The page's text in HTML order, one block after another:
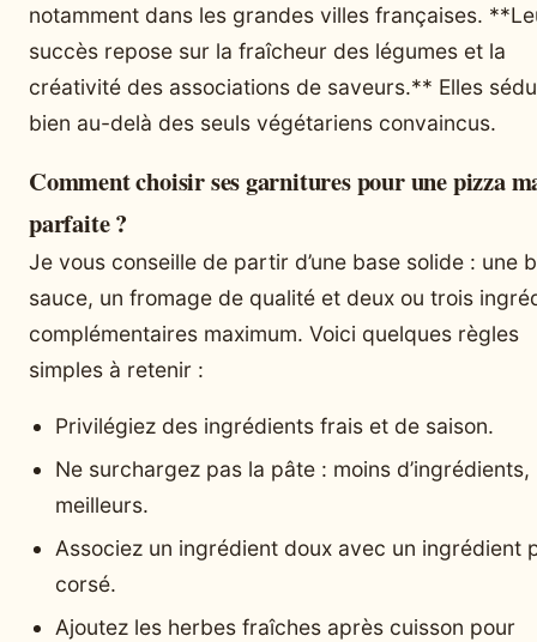
notamment dans les grandes villes françaises.
succès repose sur la fraîcheur des légumes et la
créativité des associations de saveurs.** Elles
bien au-delà des seuls végétariens convaincus.
Comment choisir ses garnitures pour une pizza
parfaite ?
Je vous conseille de partir d’une base solide : une
sauce, un fromage de qualité et deux ou trois
complémentaires maximum. Voici quelques règles
simples à retenir :
Privilégiez des ingrédients frais et de saison.
Ne surchargez pas la pâte : moins d’ingrédients,
meilleurs.
Associez un ingrédient doux avec un ingrédient
corsé.
Ajoutez les herbes fraîches après cuisson pour